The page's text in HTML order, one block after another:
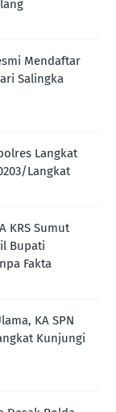
Mendaftar
Salingka
Langkat
Langkat
KRS Sumut
Bupati
Fakta
KA SPN
Kunjungi